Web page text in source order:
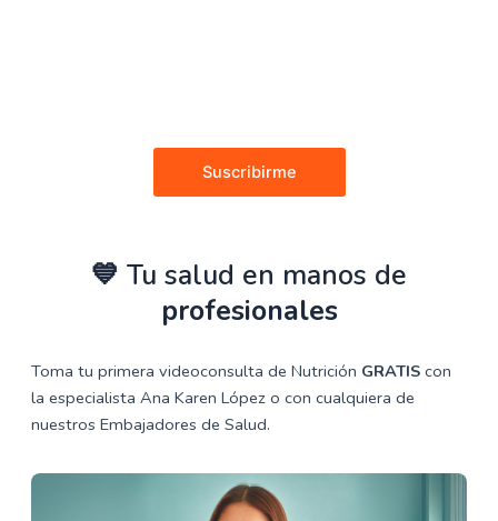
Suscribirme
💙 Tu salud en manos de
profesionales
Toma tu primera videoconsulta de Nutrición GRATIS con
la especialista Ana Karen López o con cualquiera de
nuestros Embajadores de Salud.